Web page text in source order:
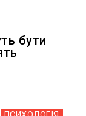
бути